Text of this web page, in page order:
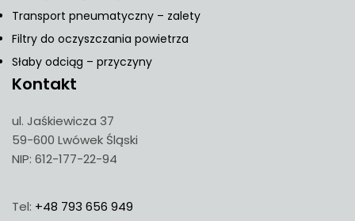
Transport pneumatyczny – zalety
Filtry do oczyszczania powietrza
Słaby odciąg – przyczyny
Kontakt
ul. Jaśkiewicza 37
59-600 Lwówek Śląski
NIP: 612-177-22-94
Tel: +48 793 656 949